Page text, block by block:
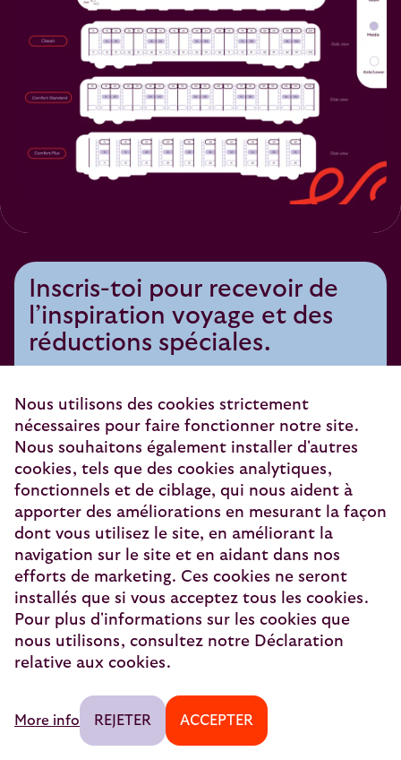
Inscris-toi pour recevoir de
l’inspiration voyage et des
réductions spéciales.
European Sleeper !
First name*
E-mail*
Oui, je souhaite recevoir la newsletter et des
offres personnalisées conformément à la
S'ABONNER
Nous utilisons des cookies strictement
nécessaires pour faire fonctionner notre site.
Nous souhaitons également installer d'autres
cookies, tels que des cookies analytiques,
fonctionnels et de ciblage, qui nous aident à
apporter des améliorations en mesurant la façon
dont vous utilisez le site, en améliorant la
navigation sur le site et en aidant dans nos
efforts de marketing. Ces cookies ne seront
installés que si vous acceptez tous les cookies.
Pour plus d'informations sur les cookies que
nous utilisons, consultez notre Déclaration
relative aux cookies.
More info REJETER ACCEPTER